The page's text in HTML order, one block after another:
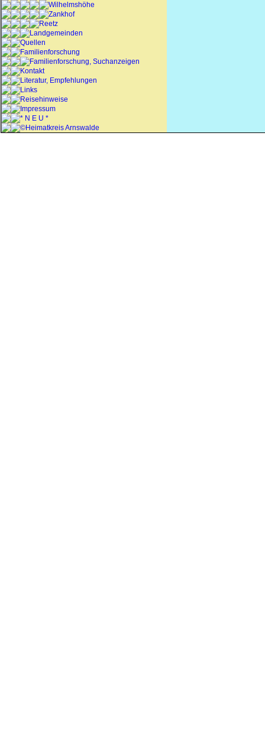
Wilhelmshöhe
Zankhof
Reetz
Landgemeinden
Quellen
Familienforschung
Familienforschung, Suchanzeigen
Kontakt
Literatur, Empfehlungen
Links
Reisehinweise
Impressum
* N E U *
©Heimatkreis Arnswalde